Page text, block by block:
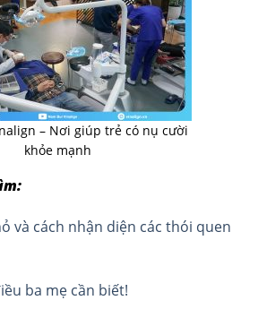
– Nơi giúp trẻ có nụ cười
khỏe mạnh
và cách nhận diện các thói quen
ba mẹ cần biết!